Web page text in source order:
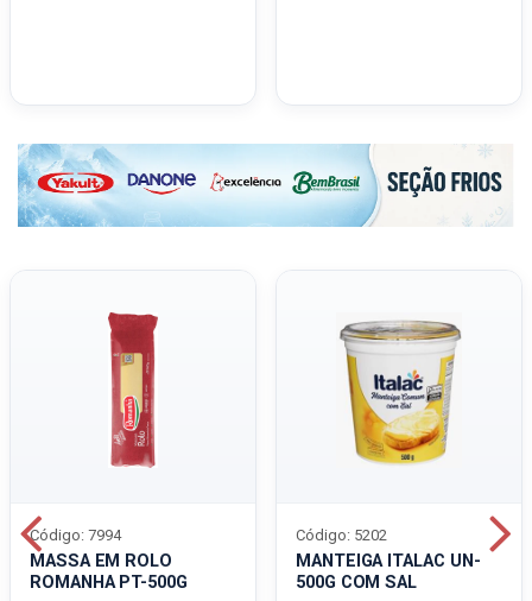
MASSA EM ROLO
ROMANHA PT-500G
Código: 7994
MANTEIGA ITALAC UN-
500G COM SAL
Código: 5202